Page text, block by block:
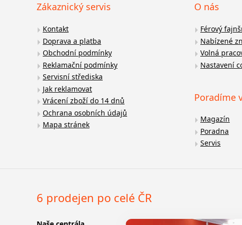
Zákaznický servis
Kontakt
Doprava a platba
Obchodní podmínky
Reklamační podmínky
Servisní střediska
Jak reklamovat
Vrácení zboží do 14 dnů
Ochrana osobních údajů
Mapa stránek
O nás
Férový
Nabízené
Volná
Nastavení
Poradíme
Magazín
Poradna
Servis
6 prodejen po celé ČR